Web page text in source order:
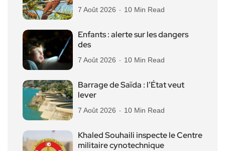
7 Août 2026 10 Min Read
Enfants : alerte sur les dangers
des
7 Août 2026 10 Min Read
Barrage de Saïda : l’État veut
lever
7 Août 2026 10 Min Read
Khaled Souhaili inspecte le Centre
militaire cynotechnique